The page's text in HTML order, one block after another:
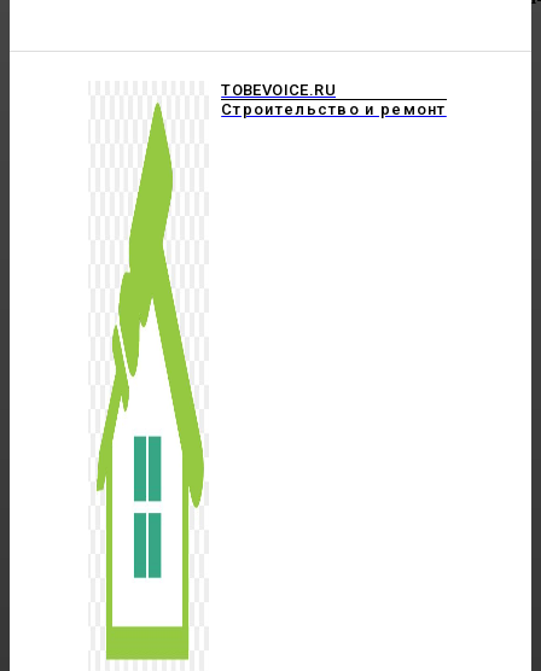
TOBEVOICE.RU
Строительство и ремонт